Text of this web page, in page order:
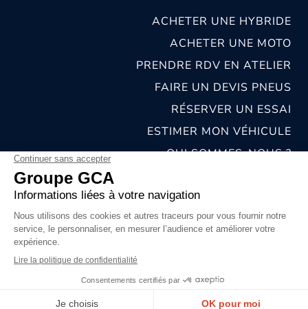
ACHETER UNE HYBRIDE
ACHETER UNE MOTO
PRENDRE RDV EN ATELIER
FAIRE UN DEVIS PNEUS
RÉSERVER UN ESSAI
ESTIMER MON VÉHICULE
QUI SOMMES-NOUS ?
NOS CONCESSIONS & CARROSSERIES
MENTIONS LÉGALES
CONDITIONS GÉNÉRALES DE VENTE